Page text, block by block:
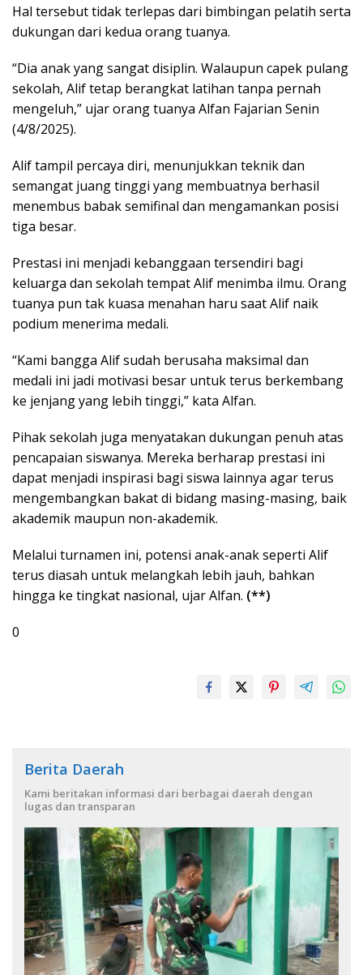
Hal tersebut tidak terlepas dari bimbingan pelatih serta
dukungan dari kedua orang tuanya.
“Dia anak yang sangat disiplin. Walaupun capek pulang
sekolah, Alif tetap berangkat latihan tanpa pernah
mengeluh,” ujar orang tuanya Alfan Fajarian Senin
(4/8/2025).
Alif tampil percaya diri, menunjukkan teknik dan
semangat juang tinggi yang membuatnya berhasil
menembus babak semifinal dan mengamankan posisi
tiga besar.
Prestasi ini menjadi kebanggaan tersendiri bagi
keluarga dan sekolah tempat Alif menimba ilmu. Orang
tuanya pun tak kuasa menahan haru saat Alif naik
podium menerima medali.
“Kami bangga Alif sudah berusaha maksimal dan
medali ini jadi motivasi besar untuk terus berkembang
ke jenjang yang lebih tinggi,” kata Alfan.
Pihak sekolah juga menyatakan dukungan penuh atas
pencapaian siswanya. Mereka berharap prestasi ini
dapat menjadi inspirasi bagi siswa lainnya agar terus
mengembangkan bakat di bidang masing-masing, baik
akademik maupun non-akademik.
Melalui turnamen ini, potensi anak-anak seperti Alif
terus diasah untuk melangkah lebih jauh, bahkan
hingga ke tingkat nasional, ujar Alfan. (**)
0
Berita Daerah
Kami beritakan informasi dari berbagai daerah dengan
lugas dan transparan